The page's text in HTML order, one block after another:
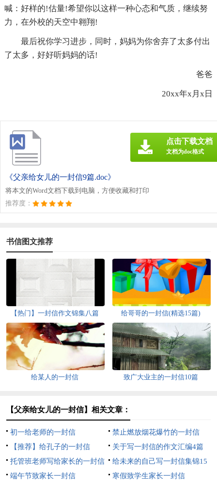
喊：好样的!估量!希望你以这样一种心态和气质，继续努
力，在外校的天空中翱翔!
最后祝你学习进步，同时，妈妈为你舍弃了太多付出
了太多，好好听妈妈的话!
爸爸
20xx年x月x日
《父亲给女儿的一封信9篇.doc》
将本文的Word文档下载到电脑，方便收藏和打印
推荐度：
点击下载文档
文档为doc格式
书信图文推荐
【热门】一封信作文锦集八篇 给哥哥的一封信(精选15篇)
给某人的一封信 致广大业主的一封信10篇
【父亲给女儿的一封信】相关文章：
初一给老师的一封信
禁止燃放烟花爆竹的一封信
【推荐】给孔子的一封信
关于写一封信的作文汇编4篇
托管班老师写给家长的一封信
（精选7篇）
给未来的自己写一封信集锦15
篇
端午节致家长一封信 寒假致学生家长一封信